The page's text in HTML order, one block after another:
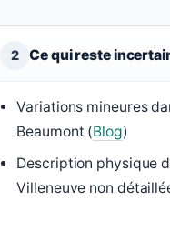
2 Ce qui reste
Variations mineures
Beaumont (Blog)
Description physique
Villeneuve non